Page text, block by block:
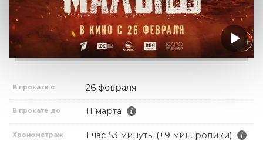
В прокате с 26 февраля
В прокате до 11 марта
Хронометраж 1 час 53 минуты (+9 мин. ролики)